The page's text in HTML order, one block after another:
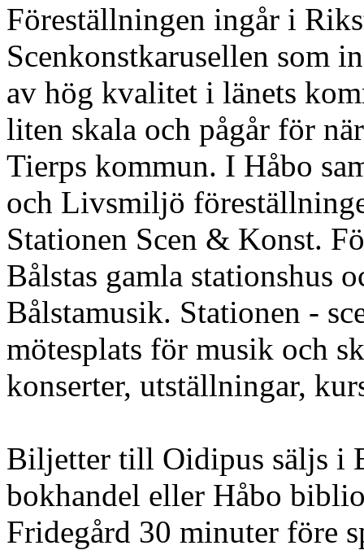
Föreställningen ingår i
Scenkonstkarusellen som
av hög kvalitet i länets
liten skala och pågår för
Tierps kommun. I Håbo
och Livsmiljö
Stationen Scen & Konst.
Bålstas gamla stationshus
Bålstamusik. Stationen -
mötesplats för musik och
konserter, utställningar,
Biljetter till Oidipus säljs i
bokhandel eller Håbo
Fridegård 30 minuter före